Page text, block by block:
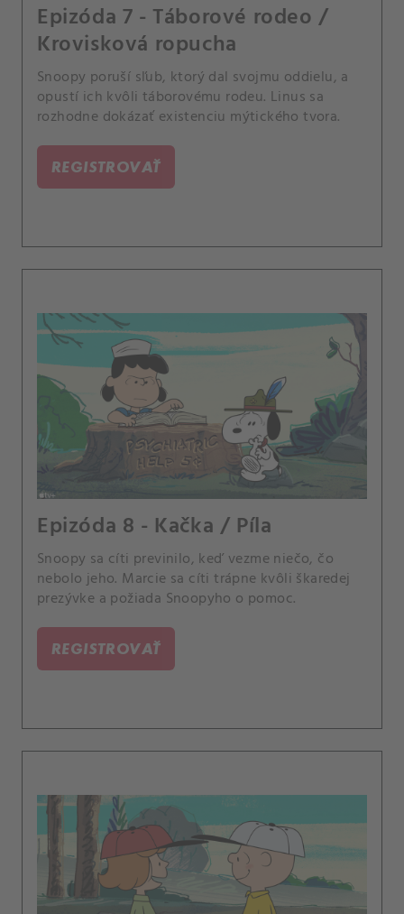
Epizóda 7 - Táborové rodeo /
Krovisková ropucha
Snoopy poruší sľub, ktorý dal svojmu oddielu, a
opustí ich kvôli táborovému rodeu. Linus sa
rozhodne dokázať existenciu mýtického tvora.
REGISTROVAŤ
Epizóda 8 - Kačka / Píla
Snoopy sa cíti previnilo, keď vezme niečo, čo
nebolo jeho. Marcie sa cíti trápne kvôli škaredej
prezývke a požiada Snoopyho o pomoc.
REGISTROVAŤ